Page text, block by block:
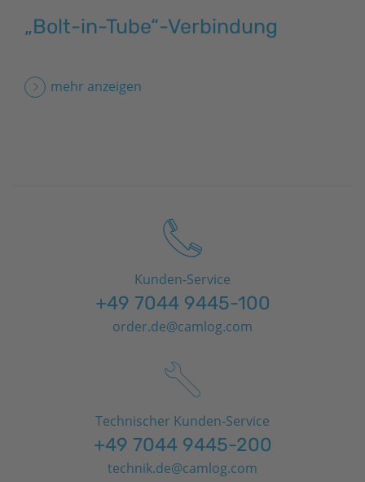
„Bolt-in-Tube“-Verbindung
mehr anzeigen
Kunden-Service
+49 7044 9445-100
order.de@camlog.com
Technischer Kunden-Service
+49 7044 9445-200
technik.de@camlog.com